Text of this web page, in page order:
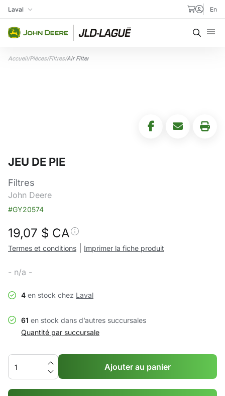
Aller au contenu
Ma succursale
Laval En
Accueil/Pièces/Filtres/Air Filter
JEU DE PIE
Filtres
John Deere
#GY20574
19,07 $ CA
Termes et conditions Imprimer la fiche produit
- n/a -
4 en stock chez Laval
61 en stock dans d’autres succursales
Quantité par succursale
Ajouter au panier